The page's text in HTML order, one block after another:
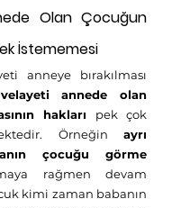
Olan Çocuğun
İstememesi
anneye bırakılması
velayeti annede olan
hakları pek çok
Örneğin ayrı
çocuğu görme
rağmen devam
kimi zaman babanın